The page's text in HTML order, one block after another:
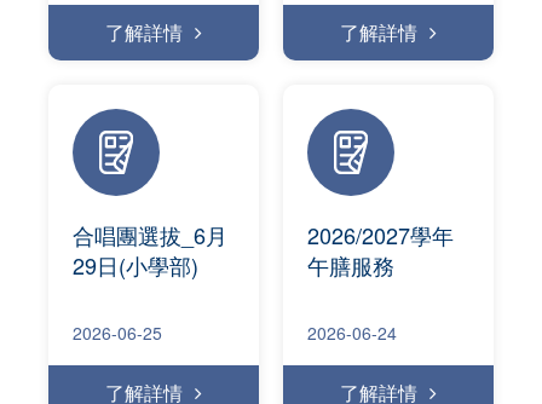
了解詳情 了解詳情
合唱團選拔_6月
29日(小學部)
2026-06-25
了解詳情
2026/2027學年
午膳服務
2026-06-24
了解詳情